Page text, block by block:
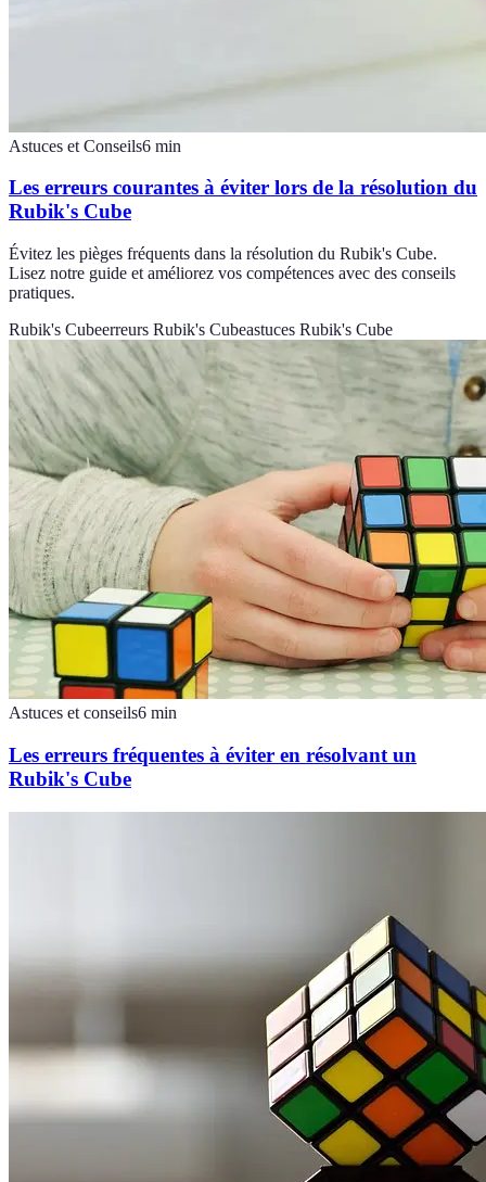
Astuces et Conseils6 min
Les erreurs courantes à éviter lors de la résolution du
Rubik's Cube
Évitez les pièges fréquents dans la résolution du Rubik's Cube.
Lisez notre guide et améliorez vos compétences avec des conseils
pratiques.
Rubik's Cubeerreurs Rubik's Cubeastuces Rubik's Cube
Astuces et conseils6 min
Les erreurs fréquentes à éviter en résolvant un
Rubik's Cube